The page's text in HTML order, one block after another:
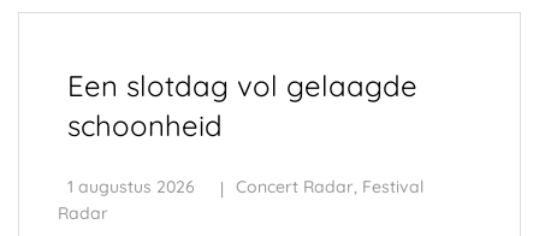
Een slotdag vol gelaagde
schoonheid
1 augustus 2026 Concert Radar, Festival
Radar